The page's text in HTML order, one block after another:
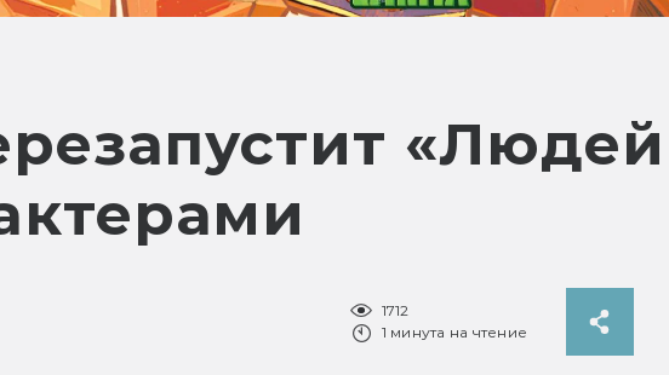
1712
1 минута на чтение